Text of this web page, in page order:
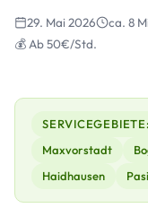
29. Mai 2026 ca. 8
💰 Ab 50€/Std.
SERVICEGEBIETE:
Maxvorstadt
Haidhausen